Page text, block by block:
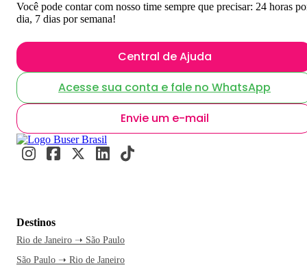
Você pode contar com nosso time sempre que precisar: 24 horas
dia, 7 dias por semana!
Central de Ajuda
Acesse sua conta e fale no WhatsApp
Envie um e-mail
Destinos
Rio de Janeiro ➝ São Paulo
São Paulo ➝ Rio de Janeiro